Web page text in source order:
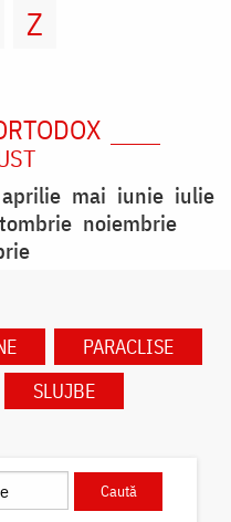
Z
aprilie mai iunie iulie
noiembrie
PARACLISE
SLUJBE